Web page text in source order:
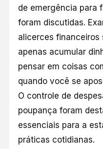
de emergência para
foram discutidas.
alicerces financeiros
apenas acumular
pensar em coisas
quando você se
O controle de
poupança foram
essenciais para a
práticas cotidianas.